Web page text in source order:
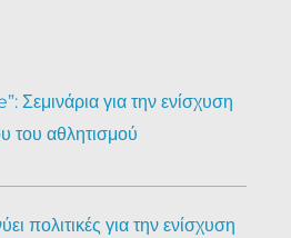
για την ενίσχυση
του αθλητισμού
πολιτικές για την ενίσχυση